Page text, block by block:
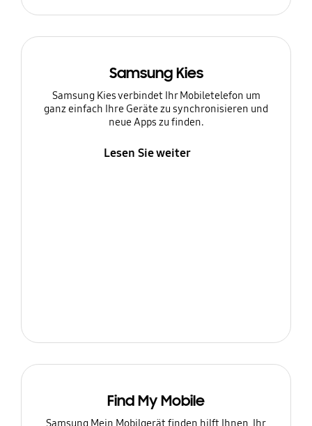
Samsung Kies
Samsung Kies verbindet Ihr Mobiletelefon um
ganz einfach Ihre Geräte zu synchronisieren und
neue Apps zu finden.
Lesen Sie weiter
Find My Mobile
Samsung Mein Mobilgerät finden hilft Ihnen, Ihr